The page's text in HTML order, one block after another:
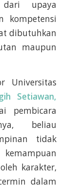
dari upaya
kompetensi
dibutuhkan
maupun
Universitas
Setiawan,
pembicara
beliau
tidak
karakter,
dalam